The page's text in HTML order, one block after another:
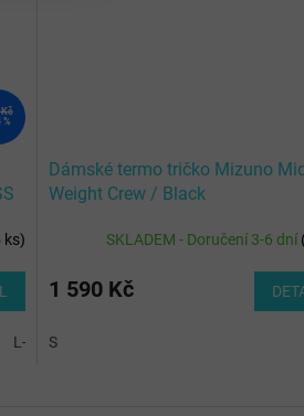
%
ks)
L-XL
Dámské termo tričko Mizuno
Weight Crew / Black
SKLADEM - Doručení 3-6 dní
1 590 Kč
S